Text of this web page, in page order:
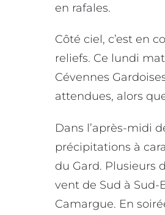
en rafales.
Côté ciel, c’est en
reliefs. Ce lundi
Cévennes
attendues, alors
Dans l’après-midi
précipitations à
du Gard. Plusieurs
vent de Sud à
Camargue. En